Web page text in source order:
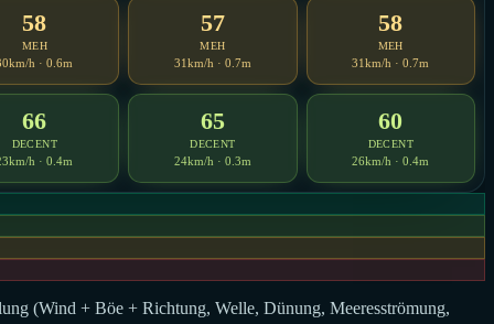
58
MEH
h · 0.6m
57
MEH
31km/h · 0.7m
58
MEH
31km/h · 0.7m
66
DECENT
h · 0.4m
65
DECENT
24km/h · 0.3m
60
DECENT
26km/h · 0.4m
(Wind + Böe + Richtung, Welle, Dünung, Meeresströmung,